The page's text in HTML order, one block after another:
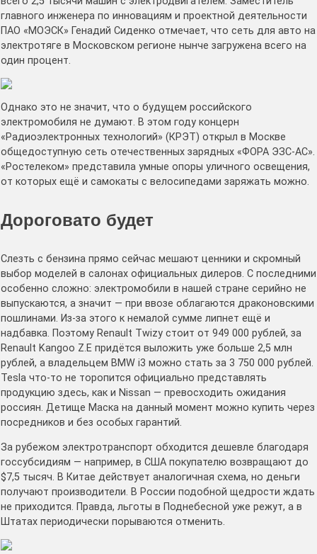
главного инженера по инновациям и проектной деятельности
ПАО «МОЭСК» Генадий Сиденко отмечает, что сеть для авто на
электротяге в Московском регионе нынче загружена всего на
один процент.
Однако это не значит, что о будущем российского
электромобиля не думают. В этом году концерн
«Радиоэлектронных технологий» (КРЭТ) открыл в Москве
общедоступную сеть отечественных зарядных «ФОРА ЭЗС-АС».
«Ростелеком» представила умные опоры уличного освещения,
от которых ещё и самокаты с велосипедами заряжать можно.
Дороговато будет
Слезть с бензина прямо сейчас мешают ценники и скромный
выбор моделей в салонах официальных дилеров. С последними
особенно сложно: электромобили в нашей стране серийно не
выпускаются, а значит — при ввозе облагаются драконовскими
пошлинами. Из-за этого к немалой сумме липнет ещё и
надбавка. Поэтому Renault Twizy стоит от 949 000 рублей, за
Renault Kangoo Z.E придётся выложить уже больше 2,5 млн
рублей, а владельцем BMW i3 можно стать за 3 750 000 рублей.
Tesla что-то не торопится официально представлять
продукцию здесь, как и Nissan — превосходить ожидания
россиян. Детище Маска на данный момент можно купить через
посредников и без особых гарантий.
За рубежом электротранспорт обходится дешевле благодаря
госсубсидиям — например, в США покупателю возвращают до
$7,5 тысяч. В Китае действует аналогичная схема, но деньги
получают производители. В России подобной щедрости ждать
не приходится. Правда, льготы в Поднебесной уже режут, а в
Штатах периодически порываются отменить.